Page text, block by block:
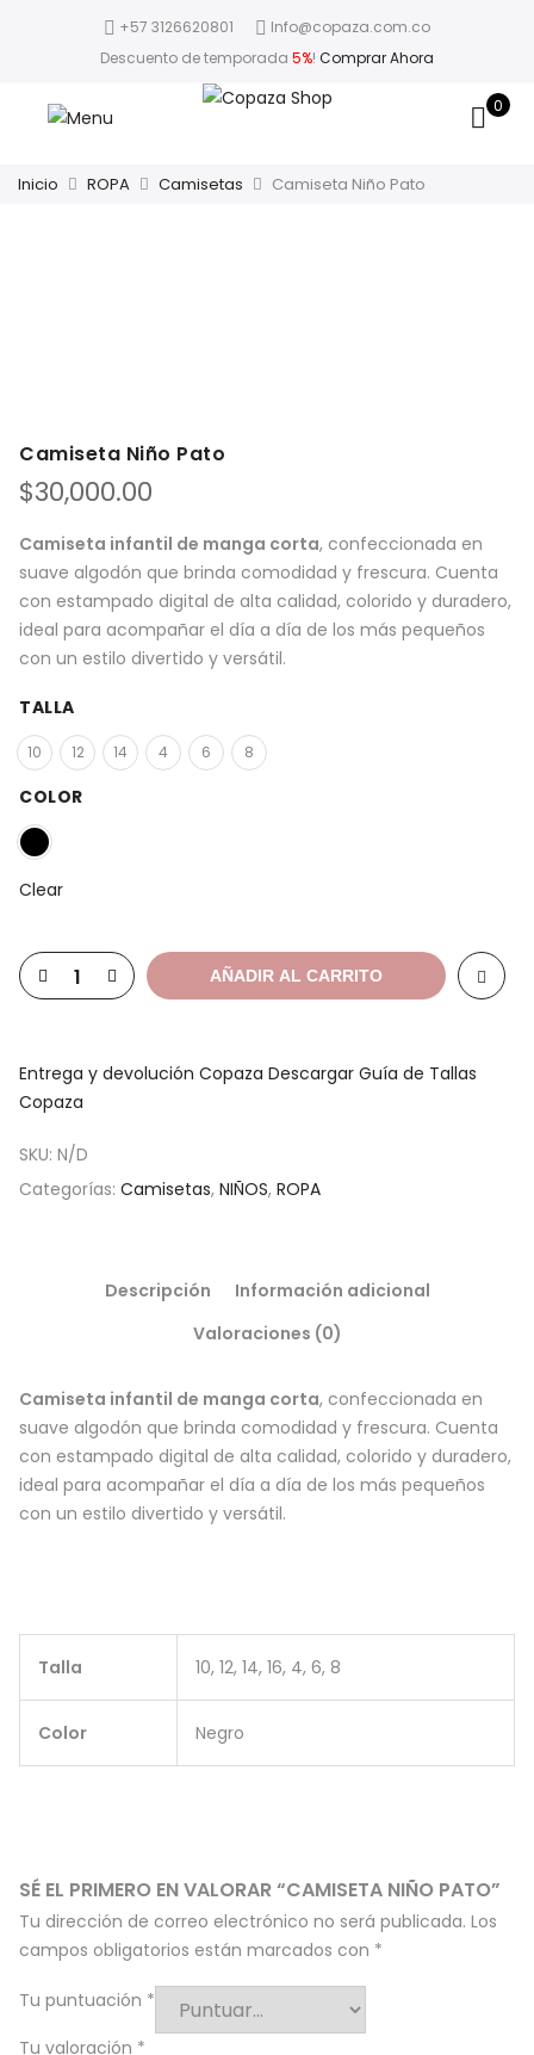
+57 3126620801
Info@copaza.com.co
Descuento de temporada 5%! Comprar Ahora
0
Inicio ROPA Camisetas Camiseta Niño Pato
Camiseta Niño Pato
$30,000.00
Camiseta infantil de manga corta, confeccionada en
suave algodón que brinda comodidad y frescura. Cuenta
con estampado digital de alta calidad, colorido y duradero,
ideal para acompañar el día a día de los más pequeños
con un estilo divertido y versátil.
TALLA
10 12 14 4 6 8
COLOR
Clear
AÑADIR AL CARRITO
Entrega y devolución Copaza Descargar Guía de Tallas
Copaza
SKU: N/D
Categorías: Camisetas, NIÑOS, ROPA
Descripción
Información adicional
Valoraciones (0)
Camiseta infantil de manga corta, confeccionada en
suave algodón que brinda comodidad y frescura. Cuenta
con estampado digital de alta calidad, colorido y duradero,
ideal para acompañar el día a día de los más pequeños
con un estilo divertido y versátil.
Talla 10, 12, 14, 16, 4, 6, 8
Color Negro
SÉ EL PRIMERO EN VALORAR “CAMISETA NIÑO PATO”
Tu dirección de correo electrónico no será publicada. Los
campos obligatorios están marcados con *
Tu puntuación *
Tu valoración *